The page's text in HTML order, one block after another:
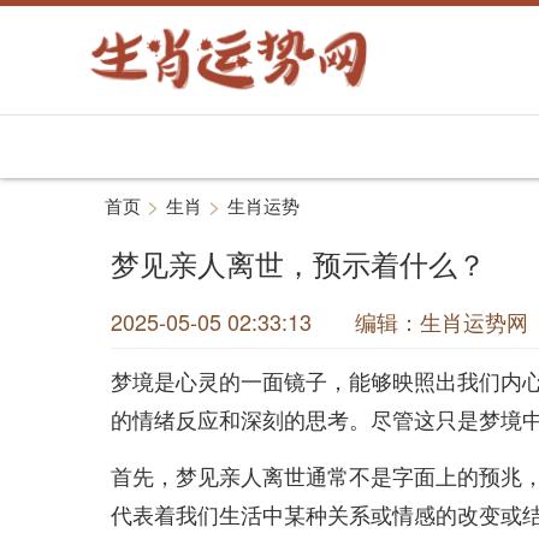
首页 > 生肖 > 生肖运势
梦见亲人离世，预示着什么？
2025-05-05 02:33:13 编辑：生肖运
梦境是心灵的一面镜子，能够映照出我们内
的情绪反应和深刻的思考。尽管这只是梦境
首先，梦见亲人离世通常不是字面上的预兆
代表着我们生活中某种关系或情感的改变或